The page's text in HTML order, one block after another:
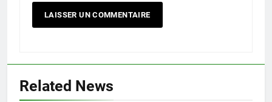
Related News